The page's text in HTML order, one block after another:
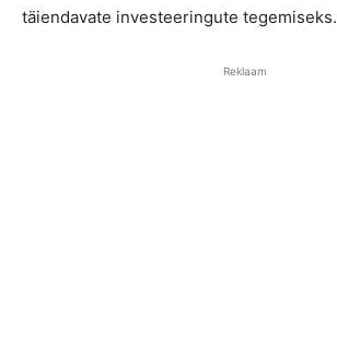
täiendavate investeeringute tegemiseks.
Reklaam